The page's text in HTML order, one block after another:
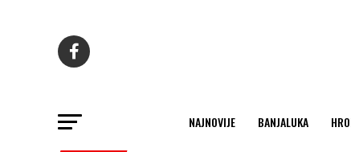
NAJNOVIJE BANJALUKA